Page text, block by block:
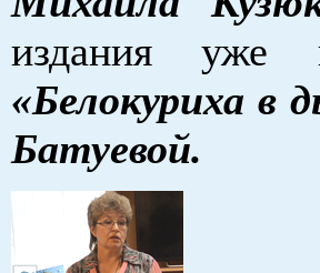
издания уже
«Белокуриха в
Батуевой.